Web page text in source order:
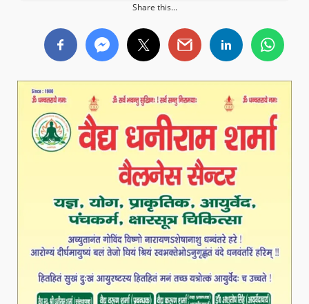
Share this...